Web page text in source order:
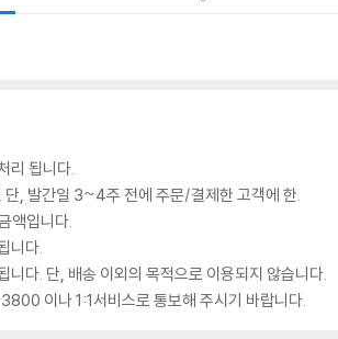
리 됩니다.
, 발간일 3~4주 전에 주문/결제한 고객에 한.
액입니다.
니다.
다. 단, 배송 이외의 목적으로 이용되지 않습니다.
이나 1:1서비스로 통보해 주시기 바랍니다.